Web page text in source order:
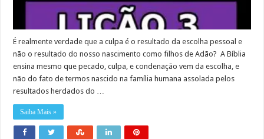
É realmente verdade que a culpa é o resultado da escolha pessoal e
não o resultado do nosso nascimento como filhos de Adão? A Bíblia
ensina mesmo que pecado, culpa, e condenação vem da escolha, e
não do fato de termos nascido na família humana assolada pelos
resultados herdados do …
Saiba Mais »